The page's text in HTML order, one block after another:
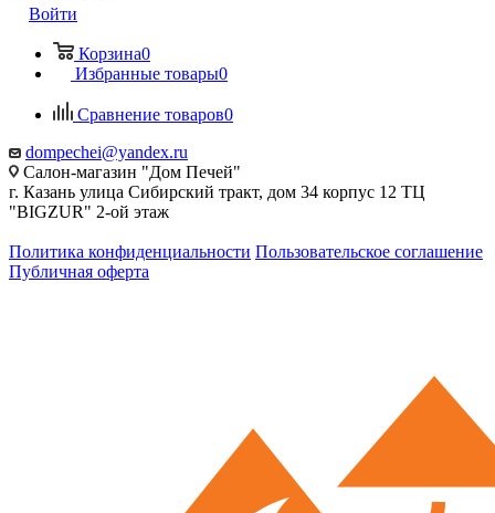
Войти
Корзина0
Избранные товары0
Сравнение товаров0
dompechei@yandex.ru
Салон-магазин "Дом Печей"
г. Казань улица Сибирский тракт, дом 34 корпус 12 ТЦ
"BIGZUR" 2-ой этаж
Политика конфиденциальности Пользовательское соглашение
Публичная оферта